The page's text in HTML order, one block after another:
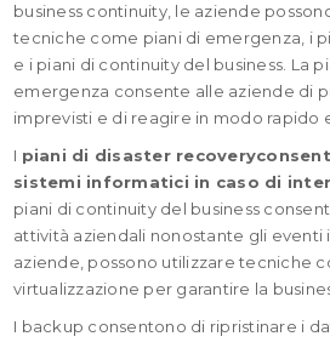
business continuity, le aziende
tecniche come piani di emergenza, i
e i piani di continuity del business. La
emergenza consente alle aziende di
imprevisti e di reagire in modo rapido
I piani di disaster recovery
sistemi informatici in caso di
piani di continuity del business
attività aziendali nonostante gli eventi
aziende, possono utilizzare tecniche
virtualizzazione per garantire la
I backup consentono di ripristinare i